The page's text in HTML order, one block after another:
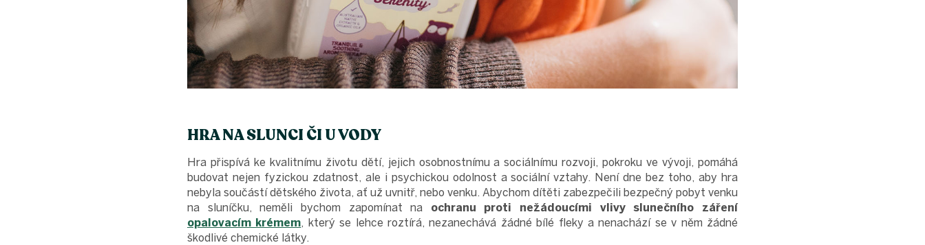
HRA NA SLUNCI ČI U VODY
Hra přispívá ke kvalitnímu životu dětí, jejich osobnostnímu a sociálnímu rozvoji, pokroku ve vývoji, pomáhá
budovat nejen fyzickou zdatnost, ale i psychickou odolnost a sociální vztahy. Není dne bez toho, aby hra
nebyla součástí dětského života, ať už uvnitř, nebo venku. Abychom dítěti zabezpečili bezpečný pobyt venku
na sluníčku, neměli bychom zapomínat na ochranu proti nežádoucími vlivy slunečního záření
opalovacím krémem, který se lehce roztírá, nezanechává žádné bílé fleky a nenachází se v něm žádné
škodlivé chemické látky.